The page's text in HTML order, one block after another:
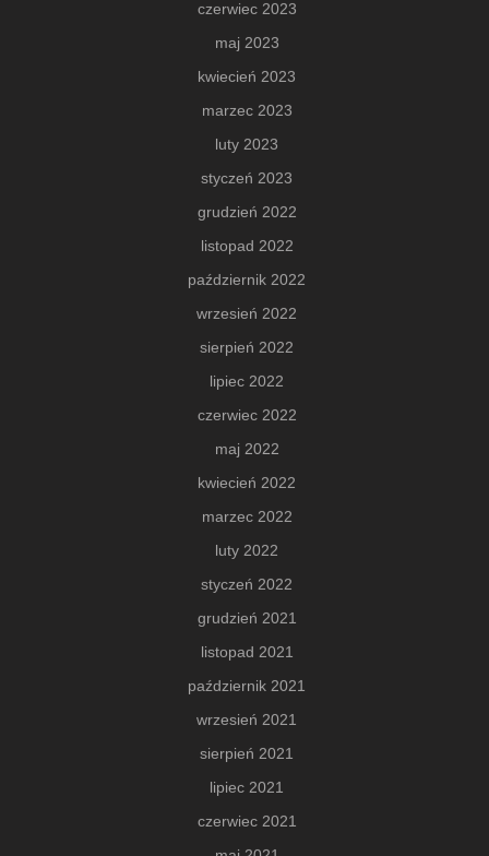
czerwiec 2023
maj 2023
kwiecień 2023
marzec 2023
luty 2023
styczeń 2023
grudzień 2022
listopad 2022
październik 2022
wrzesień 2022
sierpień 2022
lipiec 2022
czerwiec 2022
maj 2022
kwiecień 2022
marzec 2022
luty 2022
styczeń 2022
grudzień 2021
listopad 2021
październik 2021
wrzesień 2021
sierpień 2021
lipiec 2021
czerwiec 2021